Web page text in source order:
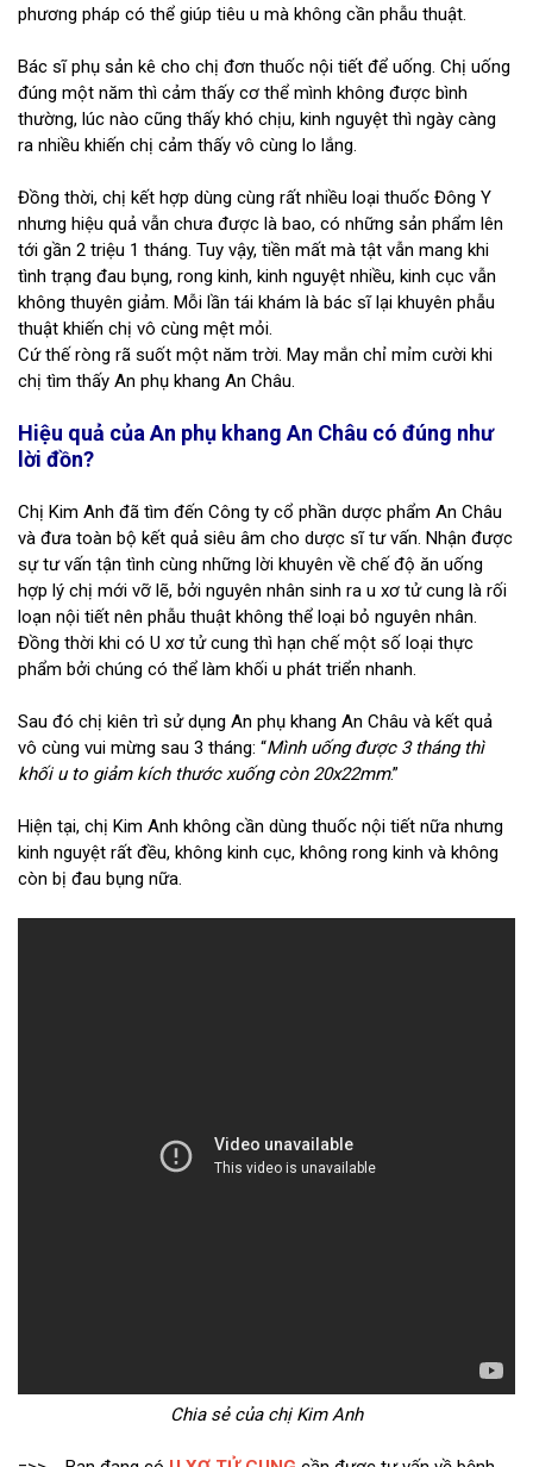
phương pháp có thể giúp tiêu u mà không cần phẫu thuật.
Bác sĩ phụ sản kê cho chị đơn thuốc nội tiết để uống. Chị uống
đúng một năm thì cảm thấy cơ thể mình không được bình
thường, lúc nào cũng thấy khó chịu, kinh nguyệt thì ngày càng
ra nhiều khiến chị cảm thấy vô cùng lo lắng.
Đồng thời, chị kết hợp dùng cùng rất nhiều loại thuốc Đông Y
nhưng hiệu quả vẫn chưa được là bao, có những sản phẩm lên
tới gần 2 triệu 1 tháng. Tuy vậy, tiền mất mà tật vẫn mang khi
tình trạng đau bụng, rong kinh, kinh nguyệt nhiều, kinh cục vẫn
không thuyên giảm. Mỗi lần tái khám là bác sĩ lại khuyên phẫu
thuật khiến chị vô cùng mệt mỏi.
Cứ thế ròng rã suốt một năm trời. May mắn chỉ mỉm cười khi
chị tìm thấy An phụ khang An Châu.
Hiệu quả của An phụ khang An Châu có đúng như
lời đồn?
Chị Kim Anh đã tìm đến Công ty cổ phần dược phẩm An Châu
và đưa toàn bộ kết quả siêu âm cho dược sĩ tư vấn. Nhận được
sự tư vấn tận tình cùng những lời khuyên về chế độ ăn uống
hợp lý chị mới vỡ lẽ, bởi nguyên nhân sinh ra u xơ tử cung là rối
loạn nội tiết nên phẫu thuật không thể loại bỏ nguyên nhân.
Đồng thời khi có U xơ tử cung thì hạn chế một số loại thực
phẩm bởi chúng có thể làm khối u phát triển nhanh.
Sau đó chị kiên trì sử dụng An phụ khang An Châu và kết quả
vô cùng vui mừng sau 3 tháng: “Mình uống được 3 tháng thì
khối u to giảm kích thước xuống còn 20x22mm.”
Hiện tại, chị Kim Anh không cần dùng thuốc nội tiết nữa nhưng
kinh nguyệt rất đều, không kinh cục, không rong kinh và không
còn bị đau bụng nữa.
Chia sẻ của chị Kim Anh